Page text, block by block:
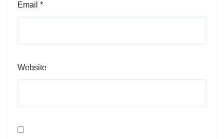
Email *
Website